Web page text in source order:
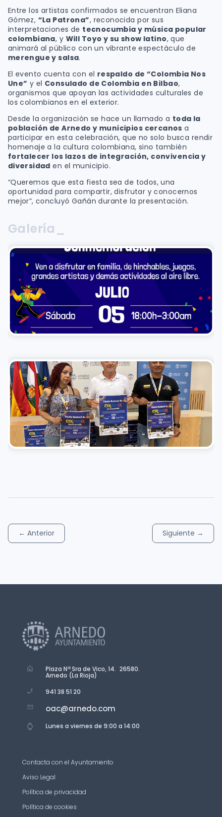
Entre los artistas confirmados se encuentran Eliana
Gómez, “La Patrona”, reconocida por sus
interpretaciones de tecnocumbia y música popular
colombiana, y Will Toyo y su show latino, que
animará al público con un vibrante espectáculo de
merengue y salsa.
El evento cuenta con el respaldo de “Colombia Nos
Une” y el Consulado de Colombia en Bilbao,
organismos que apoyan las actividades culturales de
los colombianos en el exterior.
Desde la organización se hace un llamado a toda la
población de Arnedo y municipios cercanos a
participar en esta celebración, que no solo busca rendir
homenaje a la cultura colombiana, sino también
fortalecer los lazos de integración, convivencia y
diversidad en el municipio.
“Queremos que esta fiesta sea de todos, una
oportunidad para compartir, disfrutar y conocernos
mejor”, concluyó Gañán durante la presentación.
Galería_
← Anterior Siguiente →
Plaza Nª Sra de Vico, 14. 26580.
Arnedo (La Rioja)
941 38 51 20
oac@arnedo.com
Lunes a viernes de 9:00 a 14:00
Contacta con el Ayuntamiento
Aviso Legal
Política de privacidad
Política de cookies